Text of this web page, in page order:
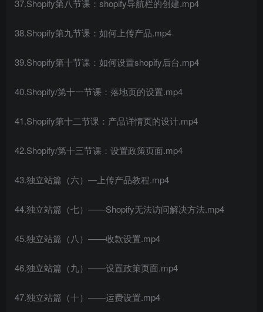
37.Shopify第八节课：shopify导航栏的创建.mp4
38.Shopify第九节课：如何上传产品.mp4
39.Shopify第十节课：如何设置shopify后台.mp4
40.Shopify/第十一节课：落地页的设置.mp4
41.Shopify第十二节课：产品详情页的设计.mp4
42.Shopify/第十三节课：设置政策页面.mp4
43.独立站篇（六）—上传产品教程.mp4
44.独立站篇（七）——Shopify无法访问解决方法.mp4
45.独立站篇（八）——收款设置.mp4
46.独立站篇（九）——设置政策页面.mp4
47.独立站篇（十）——运费设置.mp4